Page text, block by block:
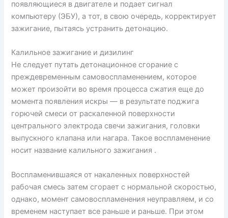
появляющиеся в двигателе и подает сигнал
компьютеру (ЭБУ), а тот, в свою очередь, корректирует
зажигание, пытаясь устранить детонацию.
Калильное зажигание и дизилинг
Не следует путать детонационное сгорание с
преждевременным самовоспламенением, которое
может произойти во время процесса сжатия еще до
момента появления искры — в результате поджига
горючей смеси от раскаленной поверхности
центрального электрода свечи зажигания, головки
выпускного клапана или нагара. Такое воспламенение
носит название калильного зажигания .
Воспламенившаяся от накаленных поверхностей
рабочая смесь затем сгорает с нормальной скоростью,
однако, момент самовоспламенения неуправляем, и со
временем наступает все раньше и раньше. При этом